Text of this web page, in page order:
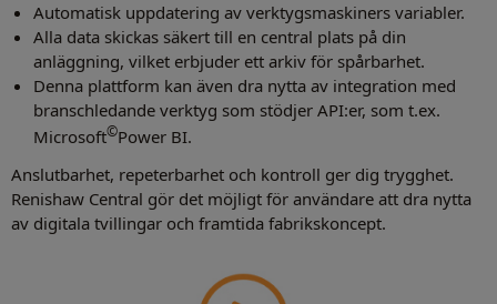
Automatisk uppdatering av verktygsmaskiners variabler.
Alla data skickas säkert till en central plats på din
anläggning, vilket erbjuder ett arkiv för spårbarhet.
Denna plattform kan även dra nytta av integration med
branschledande verktyg som stödjer API:er, som t.ex.
Microsoft©Power BI.
Anslutbarhet, repeterbarhet och kontroll ger dig trygghet.
Renishaw Central gör det möjligt för användare att dra nytta
av digitala tvillingar och framtida fabrikskoncept.